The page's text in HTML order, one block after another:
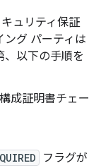
ュリティ保証
グ パーティは
以下の手順を
成証明書チェー
フラグが